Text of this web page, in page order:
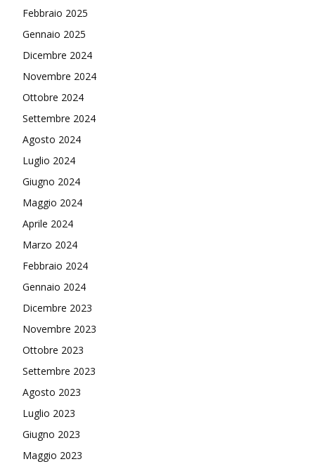
Febbraio 2025
Gennaio 2025
Dicembre 2024
Novembre 2024
Ottobre 2024
Settembre 2024
Agosto 2024
Luglio 2024
Giugno 2024
Maggio 2024
Aprile 2024
Marzo 2024
Febbraio 2024
Gennaio 2024
Dicembre 2023
Novembre 2023
Ottobre 2023
Settembre 2023
Agosto 2023
Luglio 2023
Giugno 2023
Maggio 2023